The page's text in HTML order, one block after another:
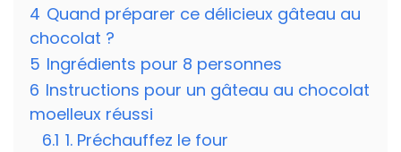
4 Quand préparer ce délicieux gâteau au
chocolat ?
5 Ingrédients pour 8 personnes
6 Instructions pour un gâteau au chocolat
moelleux réussi
6.1 1. Préchauffez le four